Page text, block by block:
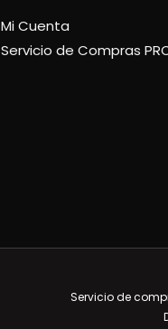
Mi Cuenta
Servicio de Compras
Servicio de